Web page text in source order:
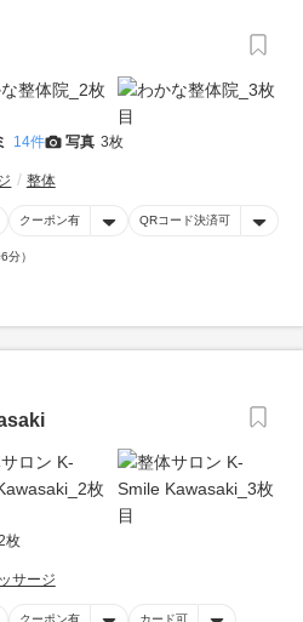
14件 写真 3枚
整体
クーポン有 QRコード決済可
分）
枚
サージ
クーポン有 カード可